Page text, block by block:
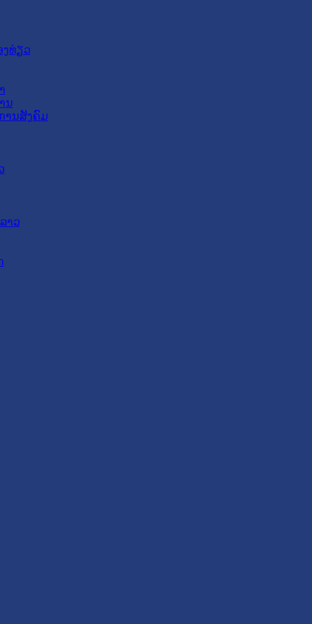
ງທ່ຽວ
ນ
ານສັງຄົມ
າວ